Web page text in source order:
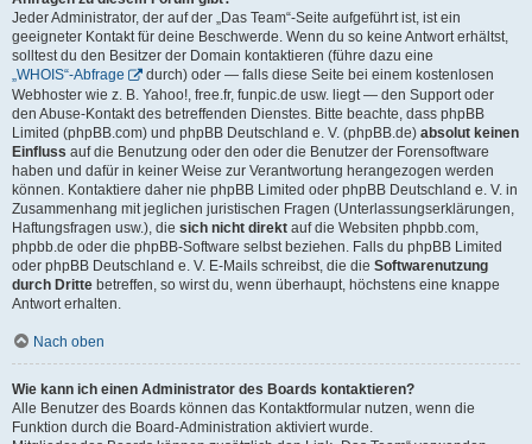
Jeder Administrator, der auf der „Das Team“-Seite aufgeführt ist, ist ein
geeigneter Kontakt für deine Beschwerde. Wenn du so keine Antwort erhältst,
solltest du den Besitzer der Domain kontaktieren (führe dazu eine
„WHOIS“-Abfrage
durch) oder — falls diese Seite bei einem kostenlosen
Webhoster wie z. B. Yahoo!, free.fr, funpic.de usw. liegt — den Support oder
den Abuse-Kontakt des betreffenden Dienstes. Bitte beachte, dass phpBB
Limited (phpBB.com) und phpBB Deutschland e. V. (phpBB.de) absolut keinen
Einfluss auf die Benutzung oder den oder die Benutzer der Forensoftware
haben und dafür in keiner Weise zur Verantwortung herangezogen werden
können. Kontaktiere daher nie phpBB Limited oder phpBB Deutschland e. V. in
Zusammenhang mit jeglichen juristischen Fragen (Unterlassungserklärungen,
Haftungsfragen usw.), die sich nicht direkt auf die Websiten phpbb.com,
phpbb.de oder die phpBB-Software selbst beziehen. Falls du phpBB Limited
oder phpBB Deutschland e. V. E-Mails schreibst, die die Softwarenutzung
durch Dritte betreffen, so wirst du, wenn überhaupt, höchstens eine knappe
Antwort erhalten.
Nach oben
Wie kann ich einen Administrator des Boards kontaktieren?
Alle Benutzer des Boards können das Kontaktformular nutzen, wenn die
Funktion durch die Board-Administration aktiviert wurde.